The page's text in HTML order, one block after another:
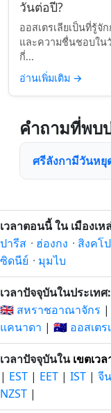
วันต่อปี?
ออสเตรเลียเป็นที่รู้
และความชื่นชอบใน
กี่...
อ่านเพิ่มเติม →
คำถามที่พบ
ศรีลังกามีวันห
เวลาตอนนี้ ใน เมืองเห
ปารีส · ฮ่องกง · สิงคโ
ซิดนีย์ · มุมไบ
เวลาปัจจุบันในประเทศ:
🇬🇧 สหราชอาณาจักร |
แคนาดา | 🇦🇺 ออสเตร
เวลาปัจจุบันในเขตเวล
| EST | EET | IST | จี
NZST |